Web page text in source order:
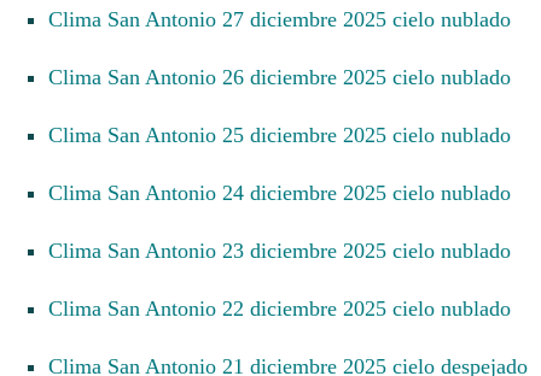
Clima San Antonio 27 diciembre 2025 cielo nublado
Clima San Antonio 26 diciembre 2025 cielo nublado
Clima San Antonio 25 diciembre 2025 cielo nublado
Clima San Antonio 24 diciembre 2025 cielo nublado
Clima San Antonio 23 diciembre 2025 cielo nublado
Clima San Antonio 22 diciembre 2025 cielo nublado
Clima San Antonio 21 diciembre 2025 cielo despejado